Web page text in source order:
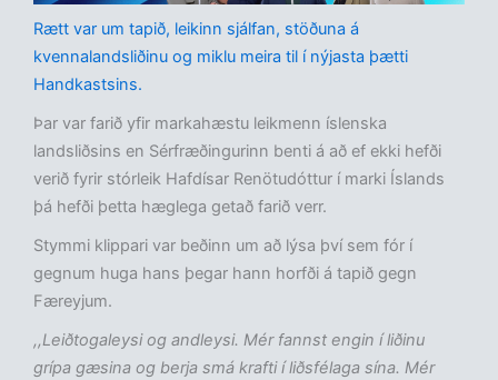
Rætt var um tapið, leikinn sjálfan, stöðuna á
kvennalandsliðinu og miklu meira til í nýjasta þætti
Handkastsins.
Þar var farið yfir markahæstu leikmenn íslenska
landsliðsins en Sérfræðingurinn benti á að ef ekki hefði
verið fyrir stórleik Hafdísar Renötudóttur í marki Íslands
þá hefði þetta hæglega getað farið verr.
Stymmi klippari var beðinn um að lýsa því sem fór í
gegnum huga hans þegar hann horfði á tapið gegn
Færeyjum.
,,Leiðtogaleysi og andleysi. Mér fannst engin í liðinu
grípa gæsina og berja smá krafti í liðsfélaga sína. Mér